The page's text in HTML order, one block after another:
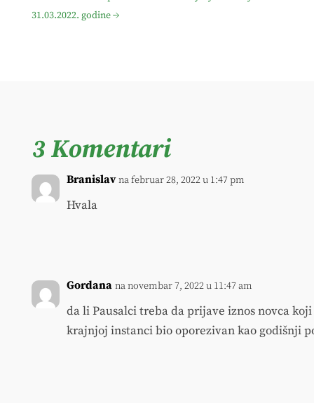
31.03.2022. godine→
3 Komentari
Branislav na februar 28, 2022 u 1:47 pm
Hvala
Gordana na novembar 7, 2022 u 11:47 am
da li Pausalci treba da prijave iznos novca
krajnjoj instanci bio oporezivan kao godišnji